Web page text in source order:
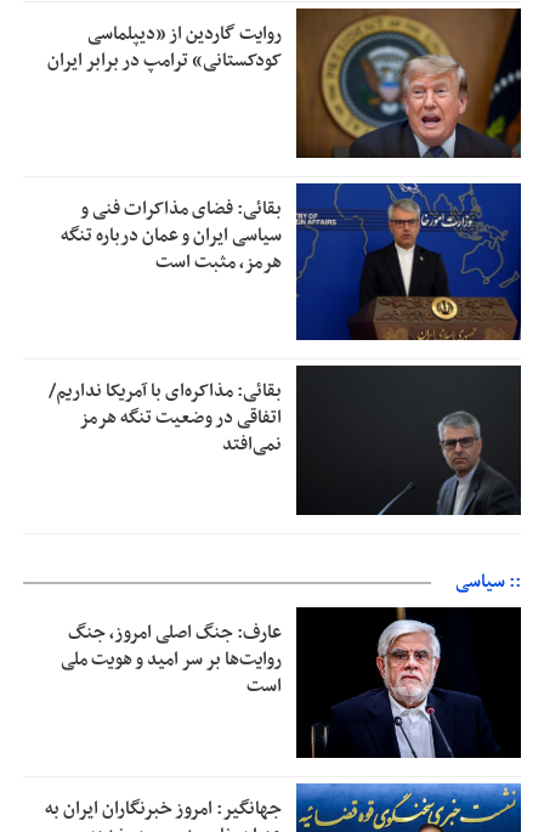
روایت گاردین از «دیپلماسی
کودکستانی» ترامپ در برابر ایران
بقائی: فضای مذاکرات فنی و
سیاسی ایران و عمان درباره تنگه
هرمز، مثبت است
بقائی: مذاکره‌ای با آمریکا نداریم/
اتفاقی در وضعیت تنگه هرمز
نمی‌افتد
:: سیاسی
عارف: جنگ اصلی امروز، جنگ
روایت‌ها بر سر امید و هویت ملی
است
جهانگیر: امروز خبرنگاران ایران به